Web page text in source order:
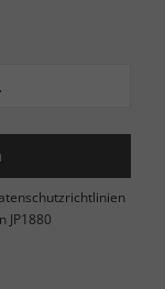
JP1880